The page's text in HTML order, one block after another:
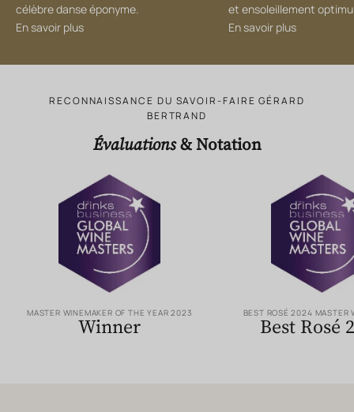
célèbre danse éponyme.
En savoir plus
et ensoleillement
En savoir plus
RECONNAISSANCE DU SAVOIR-FAIRE GÉRARD
BERTRAND
Évaluations& Notation
MASTER WINEMAKER OF THE YEAR 2023
Winner
BEST ROSÉ 2024 MASTER
Best Rosé